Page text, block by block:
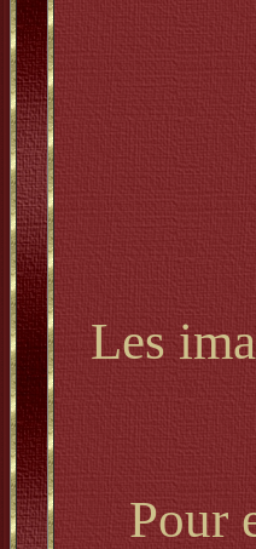
Les
Pour